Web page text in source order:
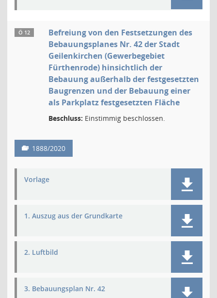
Ö 12
Befreiung von den Festsetzungen des
Bebauungsplanes Nr. 42 der Stadt
Geilenkirchen (Gewerbegebiet
Fürthenrode) hinsichtlich der
Bebauung außerhalb der festgesetzten
Baugrenzen und der Bebauung einer
als Parkplatz festgesetzten Fläche
Beschluss: Einstimmig beschlossen.
1888/2020
Vorlage
1. Auszug aus der Grundkarte
2. Luftbild
3. Bebauungsplan Nr. 42